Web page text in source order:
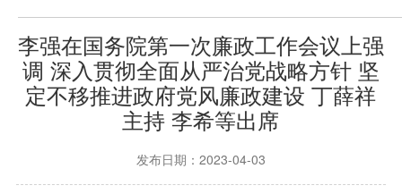
李强在国务院第一次廉政工作会议上强
调 深入贯彻全面从严治党战略方针 坚
定不移推进政府党风廉政建设 丁薛祥
主持 李希等出席
发布日期：2023-04-03